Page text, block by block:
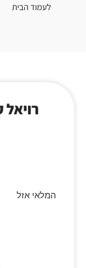
לעמוד הבית
רויאל
המלאי אזל